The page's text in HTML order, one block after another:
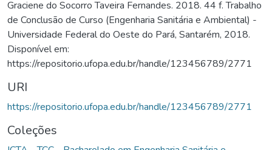
Graciene do Socorro Taveira Fernandes. 2018. 44 f. Trabalho
de Conclusão de Curso (Engenharia Sanitária e Ambiental) -
Universidade Federal do Oeste do Pará, Santarém, 2018.
Disponível em:
https://repositorio.ufopa.edu.br/handle/123456789/2771
URI
https://repositorio.ufopa.edu.br/handle/123456789/2771
Coleções